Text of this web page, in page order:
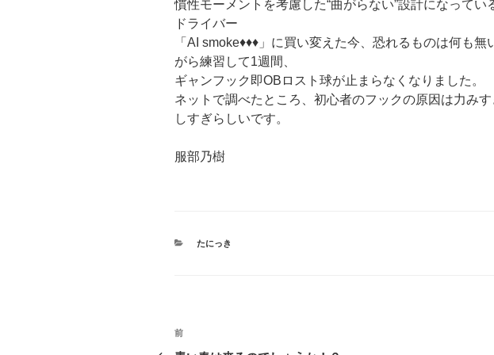
慣性モーメントを考慮した“曲がらない”設計になってい
ドライバー
「AI smoke♦︎♦︎♦︎」に買い変えた今、恐れるものは何も無
がら練習して1週間、
ギャンフック即OBロスト球が止まらなくなりました。
ネットで調べたところ、初心者のフックの原因は力み
しすぎらしいです。
服部乃樹
カ
たにっき
投
過
前